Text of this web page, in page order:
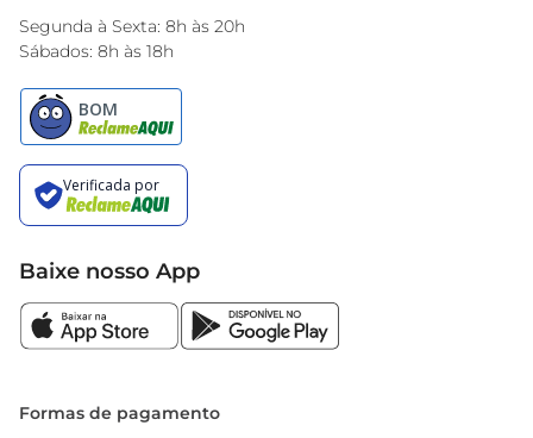
Encarte do Dia
Segunda à Sexta: 8h às 20h
Sábados: 8h às 18h
Baixe nosso App
Formas de pagamento